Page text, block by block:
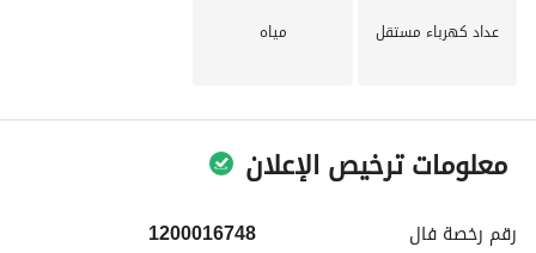
عداد كهرباء مستقل مياه
معلومات ترخيص الإعلان
رقم رخصة فال
1200016748